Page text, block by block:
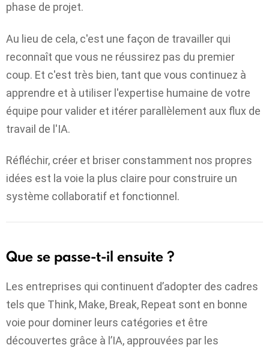
phase de projet.
Au lieu de cela, c'est une façon de travailler qui
reconnaît que vous ne réussirez pas du premier
coup. Et c'est très bien, tant que vous continuez à
apprendre et à utiliser l'expertise humaine de votre
équipe pour valider et itérer parallèlement aux flux de
travail de l'IA.
Réfléchir, créer et briser constamment nos propres
idées est la voie la plus claire pour construire un
système collaboratif et fonctionnel.
Que se passe-t-il ensuite ?
Les entreprises qui continuent d’adopter des cadres
tels que Think, Make, Break, Repeat sont en bonne
voie pour dominer leurs catégories et être
découvertes grâce à l’IA, approuvées par les